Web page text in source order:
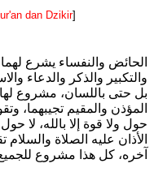
dan Dzikir]
الحائض والنفساء يشرع
والتكبير والذكر والدعاء
بل حتى باللسان، مشروع
المؤذن والمقيم تجيبهما،
حول ولا قوة إلا بالله، لا
الأذان عليه الصلاة
آخره، كل هذا مشروع